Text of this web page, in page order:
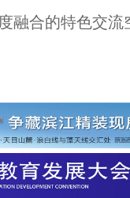
融合的特色交流